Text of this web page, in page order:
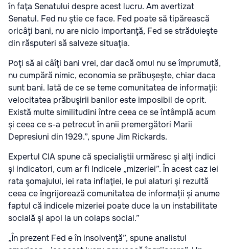
în faţa Senatului despre acest lucru. Am avertizat
Senatul. Fed nu ştie ce face. Fed poate să tipărească
oricâţi bani, nu are nicio importanţă, Fed se străduieşte
din răsputeri să salveze situaţia.
Poţi să ai câîţi bani vrei, dar dacă omul nu se împrumută,
nu cumpără nimic, economia se prăbuşeşte, chiar daca
sunt bani. Iată de ce se teme comunitatea de informaţii:
velocitatea prăbuşirii banilor este imposibil de oprit.
Există multe similitudini între ceea ce se întâmplă acum
şi ceea ce s-a petrecut în anii premergători Marii
Depresiuni din 1929.”, spune Jim Rickards.
Expertul CIA spune că specialiştii urmăresc şi alţi indici
şi indicatori, cum ar fi Indicele „mizeriei”. În acest caz iei
rata şomajului, iei rata inflaţiei, le pui alaturi şi rezultă
ceea ce îngrijorează comunitatea de informații și anume
faptul că indicele mizeriei poate duce la un instabilitate
socială şi apoi la un colaps social.”
„În prezent Fed e în insolvenţă”, spune analistul